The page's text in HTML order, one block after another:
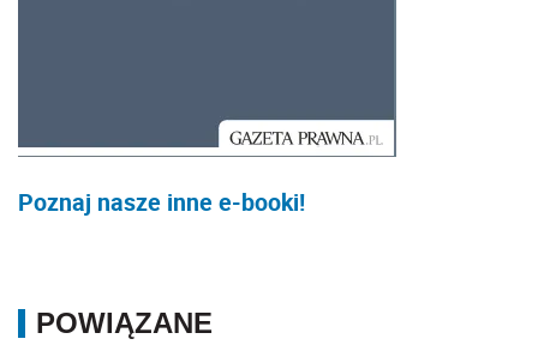
Poznaj nasze inne e-booki!
POWIĄZANE